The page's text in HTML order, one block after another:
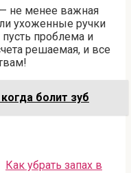
не менее важная
ухоженные ручки
проблема и
решаемая, и все
болит зуб
Как убрать запах в